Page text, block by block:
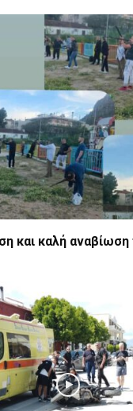
και καλή αναβίωση